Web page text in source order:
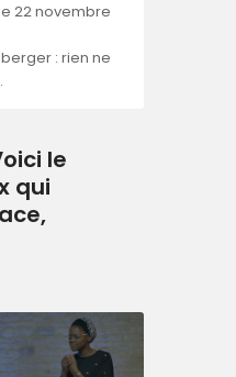
22 novembre
: rien ne
le
qui